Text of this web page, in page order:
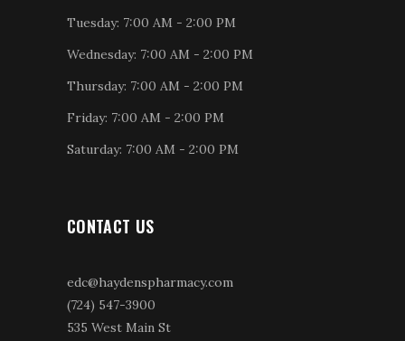
Tuesday: 7:00 AM - 2:00 PM
Wednesday: 7:00 AM - 2:00 PM
Thursday: 7:00 AM - 2:00 PM
Friday: 7:00 AM - 2:00 PM
Saturday: 7:00 AM - 2:00 PM
CONTACT US
edc@haydenspharmacy.com
(724) 547-3900
535 West Main St